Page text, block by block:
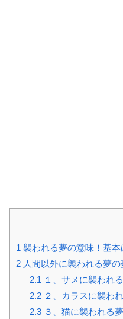
1 襲われる夢の意味！基本
2 人間以外に襲われる夢
2.1 １、サメに襲われ
2.2２、カラスに襲わ
2.3３、猫に襲われる